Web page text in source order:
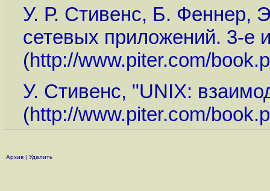
У. Р. Стивенс, Б. Феннер,
сетевых приложений. 3-е
(http://www.piter.com/
У. Стивенс, "UNIX:
(http://www.piter.com/
Архив | Удалить